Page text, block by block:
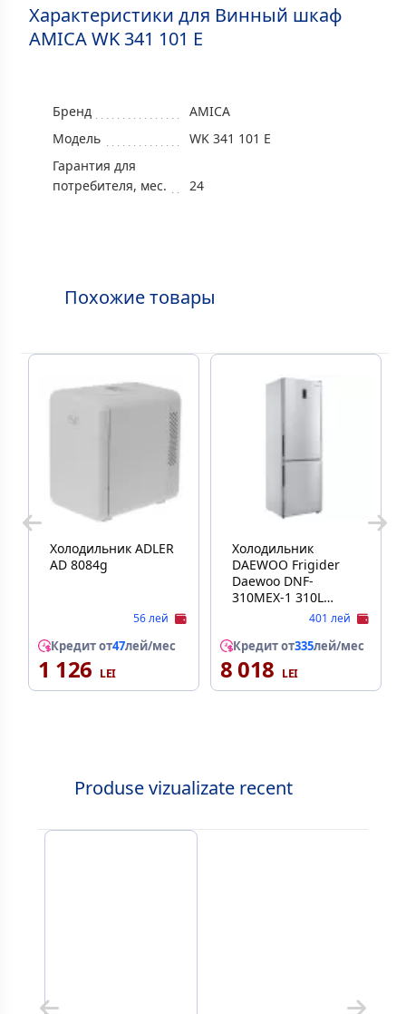
Характеристики для Винный шкаф
AMICA WK 341 101 E
Бренд
AMICA
Модель
WK 341 101 E
Гарантия для
потребителя, мес.
24
Похожие товары
Холодильник ADLER
AD 8084g
56 лей
Кредит от47лей/мес
1 126
Холодильник
DAEWOO Frigider
Daewoo DNF-
310MEX-1 310L
(86L+224L), 188cm,
E, inox, decongelare
automata, Super
Freeze, control
electronic, iluminare
401 лей
Кредит от335лей/мес
8 018
Produse vizualizate recent